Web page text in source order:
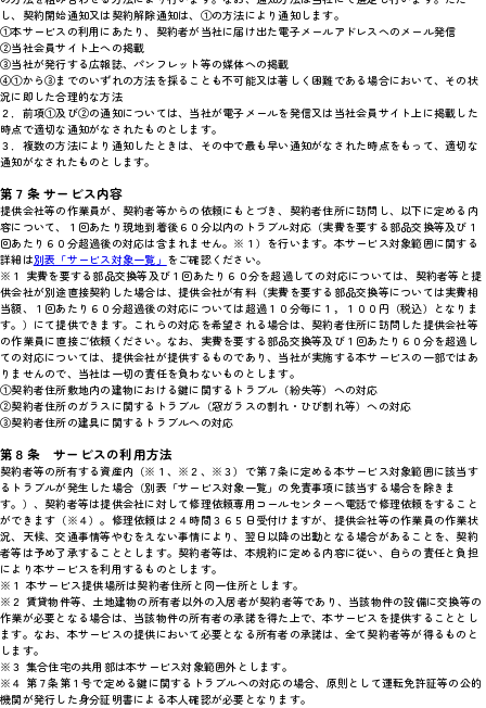
し、契約開始通知又は契約解除通知は、①の方法により通知します。
①本サービスの利用にあたり、契約者が当社に届け出た電子メールアドレスへのメール発信
②当社会員サイト上への掲載
③当社が発行する広報誌、パンフレット等の媒体への掲載
④①から③までのいずれの方法を採ることも不可能又は著しく困難である場合において、その状
況に即した合理的な方法
２．前項①及び②の通知については、当社が電子メールを発信又は当社会員サイト上に掲載した
時点で適切な通知がなされたものとします。
３．複数の方法により通知したときは、その中で最も早い通知がなされた時点をもって、適切な
通知がなされたものとします。
第７条 サービス内容
提供会社等の作業員が、契約者等からの依頼にもとづき、契約者住所に訪問し、以下に定める内
容について、１回あたり現地到着後６０分以内のトラブル対応（実費を要する部品交換等及び１
回あたり６０分超過後の対応は含まれません。※１）を行います。本サービス対象範囲に関する
詳細は別表「サービス対象一覧」 をご確認ください。
※１ 実費を要する部品交換等及び１回あたり６０分を超過しての対応については、契約者等と提
供会社が別途直接契約した場合は、提供会社が有料（実費を要する部品交換等については実費相
当額、１回あたり６０分超過後の対応については超過１０分毎に１，１００円（税込）となりま
す。）にて提供できます。これらの対応を希望される場合は、契約者住所に訪問した提供会社等
の作業員に直接ご依頼ください。なお、実費を要する部品交換等及び１回あたり６０分を超過し
ての対応については、提供会社が提供するものであり、当社が実施する本サービスの一部ではあ
りませんので、当社は一切の責任を負わないものとします。
①契約者住所敷地内の建物における鍵に関するトラブル（紛失等）への対応
②契約者住所のガラスに関するトラブル（窓ガラスの割れ・ひび割れ等）への対応
③契約者住所の建具に関するトラブルへの対応
第８条 サービスの利用方法
契約者等の所有する資産内（※１、※２、※３）で第７条に定める本サービス対象範囲に該当す
るトラブルが発生した場合（別表「サービス対象一覧」の免責事項に該当する場合を除きま
す。）、契約者等は提供会社に対して修理依頼専用コールセンターへ電話で修理依頼をすること
ができます（※４）。修理依頼は２４時間３６５日受付けますが、提供会社等の作業員の作業状
況、天候、交通事情等やむをえない事情により、翌日以降の出動となる場合があることを、契約
者等は予め了承することとします。契約者等は、本規約に定める内容に従い、自らの責任と負担
により本サービスを利用するものとします。
※１ 本サービス提供場所は契約者住所と同一住所とします。
※２ 賃貸物件等、土地建物の所有者以外の入居者が契約者等であり、当該物件の設備に交換等の
作業が必要となる場合は、当該物件の所有者の承諾を得た上で、本サービスを提供することとし
ます。なお、本サービスの提供において必要となる所有者の承諾は、全て契約者等が得るものと
します。
※３ 集合住宅の共用部は本サービス対象範囲外とします。
※４ 第７条第１号で定める鍵に関するトラブルへの対応の場合、原則として運転免許証等の公的
機関が発行した身分証明書による本人確認が必要となります。